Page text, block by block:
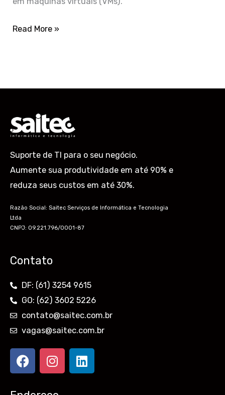
Read More »
Suporte de TI para o seu negócio.
Aumente sua produtividade em até 90% e
reduza seus custos em até 30%.
Razão Social: Saitec Serviços de Informática e Tecnologia
Ltda
CNPJ: 09.221.796/0001-87
Contato
DF: (61) 3254 9615
GO: (62) 3602 5226
contato@saitec.com.br
vagas@saitec.com.br
F
a
e
I
n
t
L
i